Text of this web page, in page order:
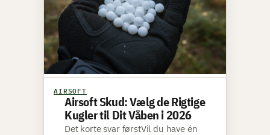
AIRSOFT
Airsoft Skud: Vælg de Rigtige
Kugler til Dit Våben i 2026
Det korte svar førstVil du have én